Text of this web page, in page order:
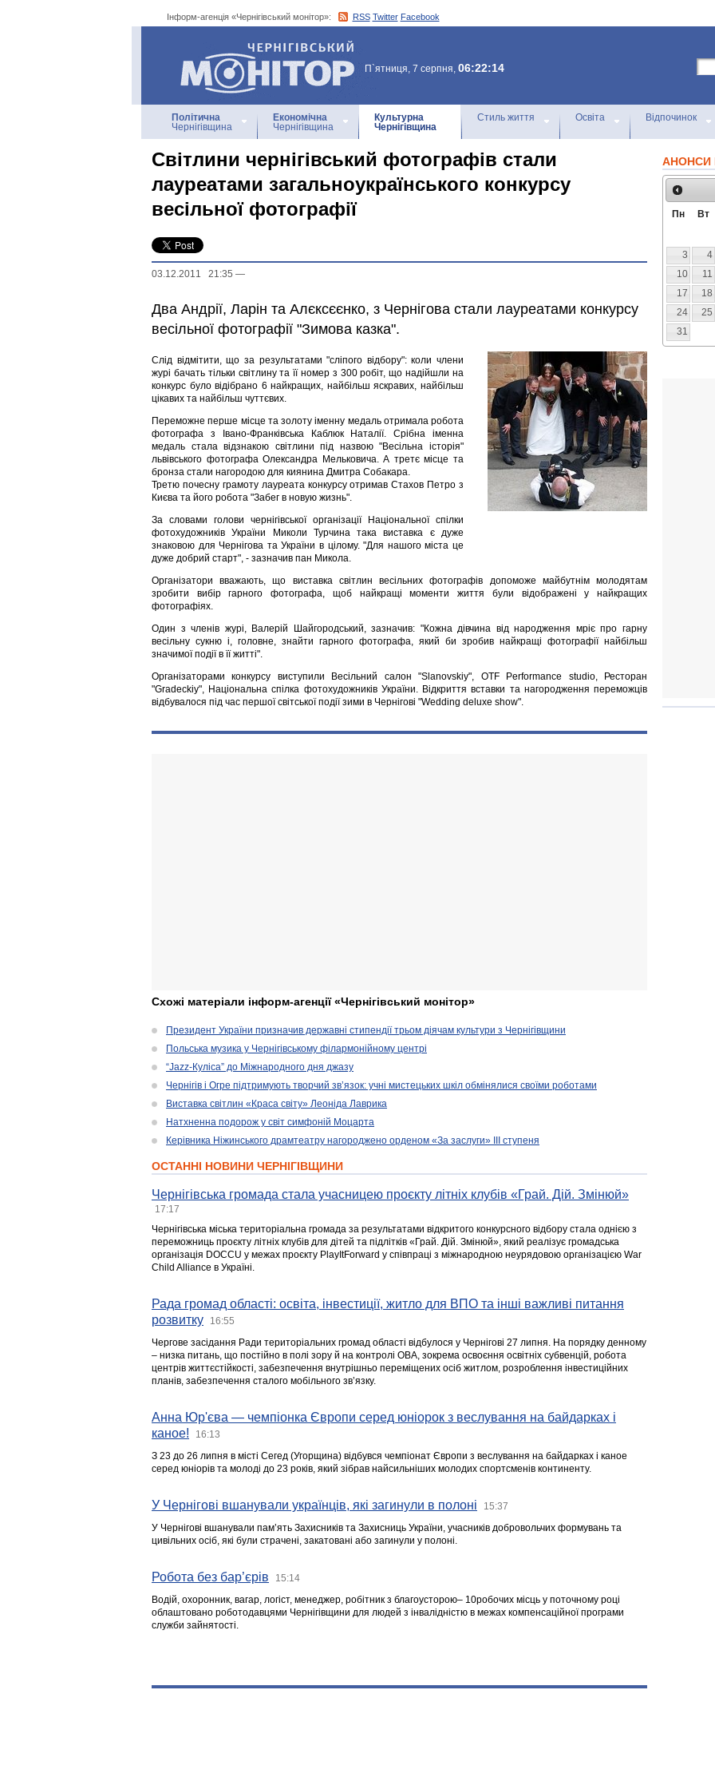
Інформ-агенція «Чернігівський монітор»: RSS Twitter Facebook
Інформ-агенція
«Чернігівський монітор»
П`ятниця, 7 серпня, 06:22:14
Політична
Чернігівщина
Економічна
Чернігівщина
Культурна
Чернігівщина
Стиль життя Освіта Відпочинок
Світлини чернігівський фотографів стали
лауреатами загальноукраїнського конкурсу
весільної фотографії
03.12.2011 21:35 —
Два Андрії, Ларін та Алєксєєнко, з Чернігова стали лауреатами конкурсу
весільної фотографії "Зимова казка".
Слід відмітити, що за результатами "сліпого відбору": коли члени
журі бачать тільки світлину та її номер з 300 робіт, що надійшли на
конкурс було відібрано 6 найкращих, найбільш яскравих, найбільш
цікавих та найбільш чуттєвих.
Переможне перше місце та золоту іменну медаль отримала робота
фотографа з Івано-Франківська Каблюк Наталії. Срібна іменна
медаль стала відзнакою світлини під назвою "Весільна історія"
львівського фотографа Олександра Мельковича. А третє місце та
бронза стали нагородою для киянина Дмитра Собакара.
Третю почесну грамоту лауреата конкурсу отримав Стахов Петро з
Києва та його робота "Забег в новую жизнь".
За словами голови чернігівської організації Національної спілки
фотохудожників України Миколи Турчина така виставка є дуже
знаковою для Чернігова та України в цілому. "Для нашого міста це
дуже добрий старт", - зазначив пан Микола.
Організатори вважають, що виставка світлин весільних фотографів допоможе майбутнім молодятам
зробити вибір гарного фотографа, щоб найкращі моменти життя були відображені у найкращих
фотографіях.
Один з членів журі, Валерій Шайгородський, зазначив: "Кожна дівчина від народження мріє про гарну
весільну сукню і, головне, знайти гарного фотографа, який би зробив найкращі фотографії найбільш
значимої події в її житті".
Організаторами конкурсу виступили Весільний салон "Slanovskiy", OTF Performance studio, Ресторан
"Gradeckiy", Національна спілка фотохудожників України. Відкриття вставки та нагородження переможців
відбувалося під час першої світської події зими в Чернігові "Wedding deluxe show".
Схожі матеріали інформ-агенції «Чернігівський монітор»
Президент України призначив державні стипендії трьом діячам культури з Чернігівщини
Польська музика у Чернігівському філармонійному центрі
“Jazz-Куліса” до Міжнародного дня джазу
Чернігів і Огре підтримують творчий зв’язок: учні мистецьких шкіл обмінялися своїми роботами
Виставка світлин «Краса світу» Леоніда Лаврика
Натхненна подорож у світ симфоній Моцарта
Керівника Ніжинського драмтеатру нагороджено орденом «За заслуги» ІІІ ступеня
ОСТАННІ НОВИНИ ЧЕРНІГІВЩИНИ
Чернігівська громада стала учасницею проєкту літніх клубів «Грай. Дій. Змінюй»
17:17
Чернігівська міська територіальна громада за результатами відкритого конкурсного відбору стала однією з
переможниць проєкту літніх клубів для дітей та підлітків «Грай. Дій. Змінюй», який реалізує громадська
організація DOCCU у межах проєкту PlayItForward у співпраці з міжнародною неурядовою організацією War
Child Alliance в Україні.
Рада громад області: освіта, інвестиції, житло для ВПО та інші важливі питання
розвитку
16:55
Чергове засідання Ради територіальних громад області відбулося у Чернігові 27 липня. На порядку денному
– низка питань, що постійно в полі зору й на контролі ОВА, зокрема освоєння освітніх субвенцій, робота
центрів життєстійкості, забезпечення внутрішньо переміщених осіб житлом, розроблення інвестиційних
планів, забезпечення сталого мобільного зв’язку.
Анна Юр'єва — чемпіонка Європи серед юніорок з веслування на байдарках і
каное!
16:13
З 23 до 26 липня в місті Сегед (Угорщина) відбувся чемпіонат Європи з веслування на байдарках і каное
серед юніорів та молоді до 23 років, який зібрав найсильніших молодих спортсменів континенту.
У Чернігові вшанували українців, які загинули в полоні 15:37
У Чернігові вшанували пам’ять Захисників та Захисниць України, учасників добровольчих формувань та
цивільних осіб, які були страчені, закатовані або загинули у полоні.
Робота без бар’єрів 15:14
Водій, охоронник, вагар, логіст, менеджер, робітник з благоусторою– 10робочих місць у поточному році
облаштовано роботодавцями Чернігівщини для людей з інвалідністю в межах компенсаційної програми
служби зайнятості.
АНОНСИ
Пн Вт
3
4
10
11
17
18
24
25
31